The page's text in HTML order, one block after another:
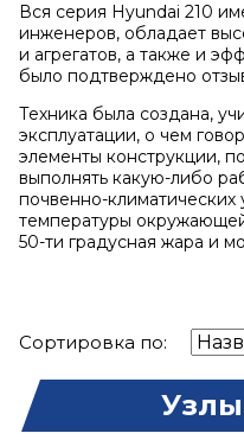
Вся серия Hyundai 210
инженеров, обладает
и агрегатов, а также и
было подтверждено
Техника была создана,
эксплуатации, о чем
элементы конструкции,
выполнять какую-либо
почвенно-
температуры
50-ти градусная жара и
Сортировка по: